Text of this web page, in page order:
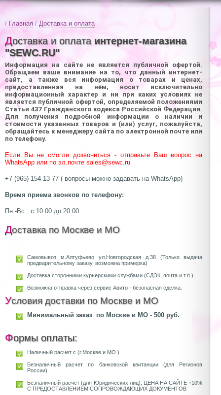
/Главная / Доставка и оплата
Доставка и оплата интернет-магазина
"SEWC.RU"
Информация на сайте не является публичной офертой.
Обращаем ваше внимание на то, что данный интернет-
сайт, а также вся информация о товарах и ценах,
предоставленная на нём, носит исключительно
информационный характер и ни при каких условиях не
является публичной офертой, определяемой положениями
Статьи 437 Гражданского кодекса Российской Федерации.
Для получения подробной информации о наличии и
стоимости указанных товаров и (или) услуг, пожалуйста,
обращайтесь к менеджеру сайта по электронной почте или
по телефону.
Если Вы не смогли дозвониться - отправьте Ваш вопрос на
WhatsApp или по эл.почте sales@sewc.ru
+7 (965) 154-13-77 ( вопросы можно задавать на WhatsApp)
Время приема звонков по телефону:
Пн.-Вс.. с 10:00 до 20:00
Доставка по Москве и МО
Самовывоз м.Алтуфьево ул.Новгородская д.38 (Только выдача
предварительному заказу, возможна примерка)
Доставка сторонними курьерскими службами (СДЭК, почта и т.п.)
Возможна отправка через сервис Авито - безопасная сделка.
Условия доставки по Москве и МО
Минимальный заказ по Москве и МО - 500 руб.
Формы оплаты:
Наличный расчет с (г.Москве и МО ).
Безналичный расчет по банковской квитанции (для Регионов
России).
Безналичный расчет (для Юридических лиц), ЦЕНА НА САЙТЕ +10%
С ПРЕДОСТАВЛЕНИЕМ СОПРОВОЖДАЮЩИХ ДОКУМЕНТОВ